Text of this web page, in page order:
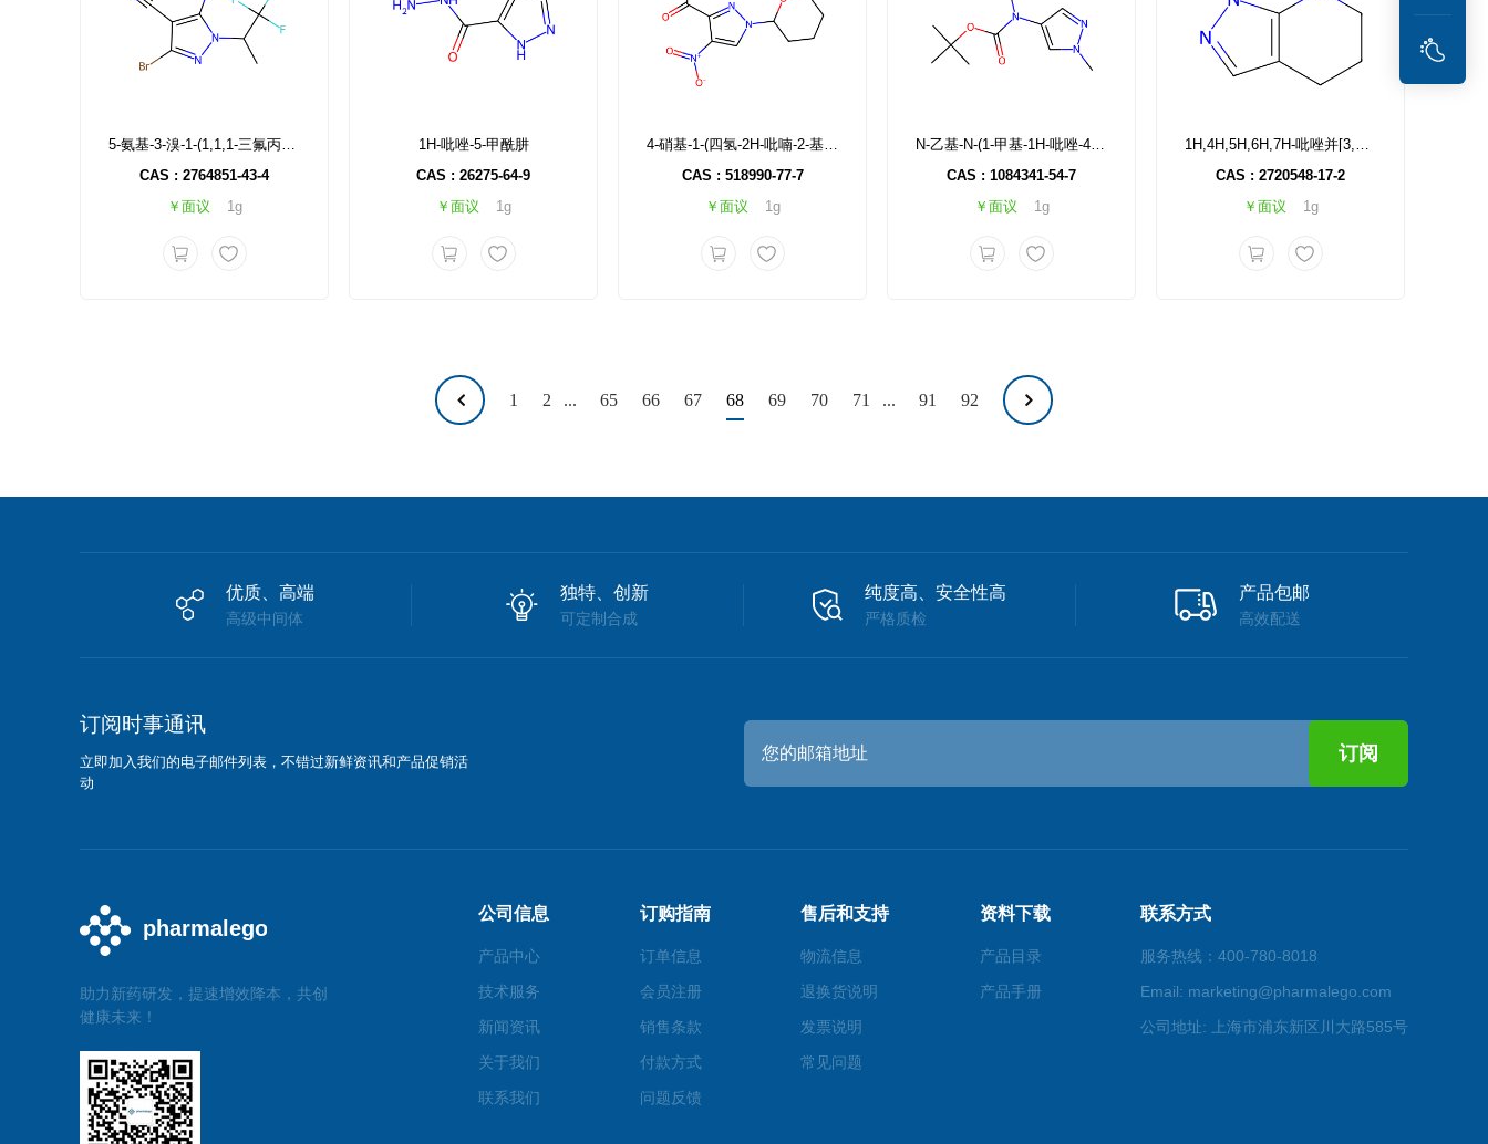
5-氨基-3-溴-1-(1,1,1-三氟丙烷-2-基)-1H-吡唑-4-甲腈
CAS : 2764851-43-4
￥面议
1g
1H-吡唑-5-甲酰肼
CAS : 26275-64-9
￥面议
1g
4-硝基-1-(四氢-2H-吡喃-2-基)-1H-吡唑-3-羧酸甲酯
CAS : 518990-77-7
￥面议
1g
N-乙基-N-(1-甲基-1H-吡唑-4-基)氨基甲酸叔丁酯
CAS : 1084341-54-7
￥面议
1g
1H,4H,5H,6H,7H-吡唑并[3,4-b]吡啶
CAS : 2720548-17-2
￥面议
1g
1 2 ... 65 66 67 68 69 70 71 ... 91 92
优质、高端
高级中间体
独特、创新
可定制合成
纯度高、安全性高
严格质检
产品包邮
高效配送
订阅时事通讯
立即加入我们的电子邮件列表，不错过新鲜资讯和产品促销活
动
助力新药研发，提速增效降本，共创
健康未来！
公司信息
产品中心
技术服务
新闻资讯
关于我们
联系我们
订购指南
订单信息
会员注册
销售条款
付款方式
问题反馈
售后和支持
物流信息
退换货说明
发票说明
常见问题
资料下载
产品目录
产品手册
联系方式
服务热线：400-780-8018
Email: marketing@pharmalego.com
公司地址: 上海市浦东新区川大路585号